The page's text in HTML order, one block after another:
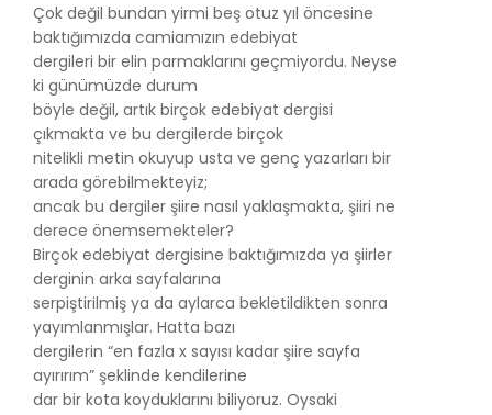
Çok değil bundan yirmi beş otuz yıl öncesine
baktığımızda camiamızın edebiyat
dergileri bir elin parmaklarını geçmiyordu. Neyse
ki günümüzde durum
böyle değil, artık birçok edebiyat dergisi
çıkmakta ve bu dergilerde birçok
nitelikli metin okuyup usta ve genç yazarları bir
arada görebilmekteyiz;
ancak bu dergiler şiire nasıl yaklaşmakta, şiiri ne
derece önemsemekteler?
Birçok edebiyat dergisine baktığımızda ya şiirler
derginin arka sayfalarına
serpiştirilmiş ya da aylarca bekletildikten sonra
yayımlanmışlar. Hatta bazı
dergilerin “en fazla x sayısı kadar şiire sayfa
ayırırım” şeklinde kendilerine
dar bir kota koyduklarını biliyoruz. Oysaki